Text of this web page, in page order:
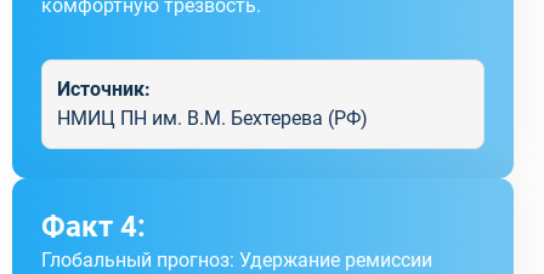
комфортную трезвость.
Источник:
НМИЦ ПН им. В.М. Бехтерева (РФ)
Факт 4:
Глобальный прогноз: Удержание ремиссии